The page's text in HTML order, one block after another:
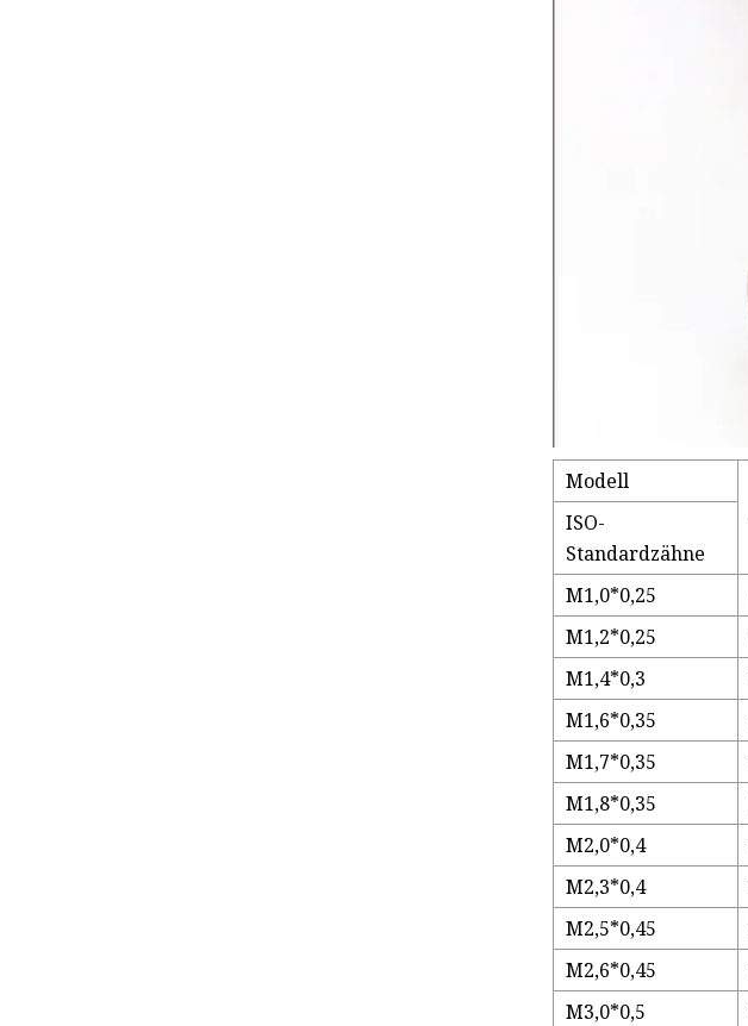
Modell
ISO-
Standardzähne
M1,0*0,25
M1,2*0,25
M1,4*0,3
M1,6*0,35
M1,7*0,35
M1,8*0,35
M2,0*0,4
M2,3*0,4
M2,5*0,45
M2,6*0,45
M3,0*0,5